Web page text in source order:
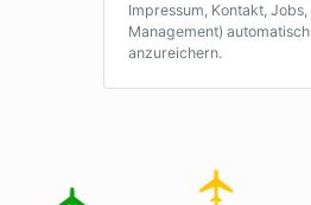
Impressum, Kontakt, Jobs,
Management) automatisch
anzureichern.